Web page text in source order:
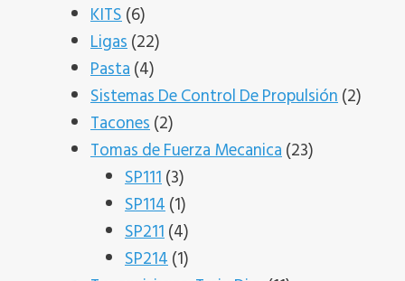
KITS 66
productos
Ligas 2222
Pasta 44
productos
Sistemas De Control De Propulsión 22
Tacones 22
productos
Tomas de Fuerza Mecanica 2323
SP111 33
productos
SP114 11
producto
SP211 44
productos
SP214 11